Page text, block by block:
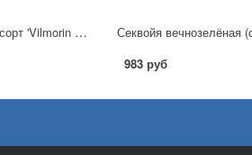
Криптомерия японская (сорт 'Vilmorin Gold')
Секвойя вечнозелёная
983 руб